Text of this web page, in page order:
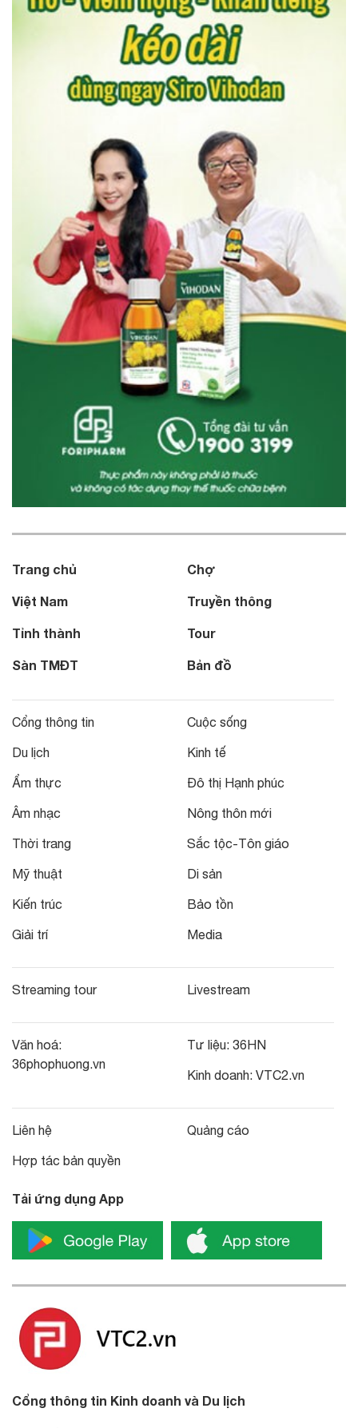
Trang chủ
Việt Nam
Tỉnh thành
Sàn TMĐT
Chợ
Truyền thông
Tour
Bản đồ
Cổng thông tin
Du lịch
Ẩm thực
Âm nhạc
Thời trang
Mỹ thuật
Kiến trúc
Giải trí
Cuộc sống
Kinh tế
Đô thị Hạnh phúc
Nông thôn mới
Sắc tộc-Tôn giáo
Di sản
Bảo tồn
Media
Streaming tour Livestream
Văn hoá:
36phophuong.vn
Tư liệu: 36HN
Kinh doanh: VTC2.vn
Liên hệ
Hợp tác bản quyền
Quảng cáo
Tải ứng dụng App
Cổng thông tin Kinh doanh và Du lịch